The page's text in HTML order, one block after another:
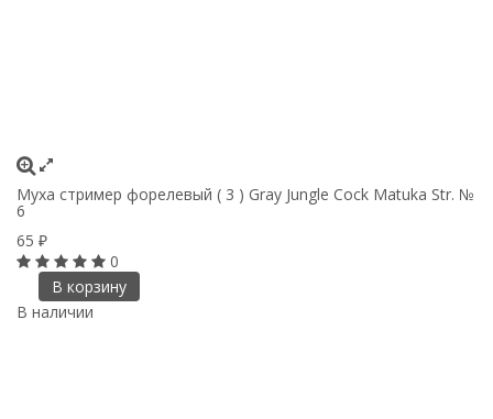
Муха стример форелевый ( 3 ) Gray Jungle Cock Matuka Str. №
6
65 ₽
0
В корзину
В наличии